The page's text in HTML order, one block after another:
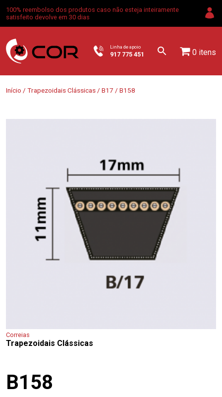
100% reembolso dos produtos caso não esteja inteiramente
satisfeito devolve em 30 dias
Linha de apoio
917 775 451 0 itens
Início / Trapezoidais Clássicas / B17 / B158
Correias
Trapezoidais Clássicas
B158